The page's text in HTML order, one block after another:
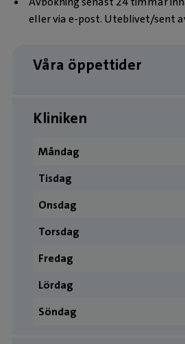
eller via e-post. Uteblivet/sent
Våra öppettider
Kliniken
Måndag
Tisdag
Onsdag
Torsdag
Fredag
Lördag
Söndag